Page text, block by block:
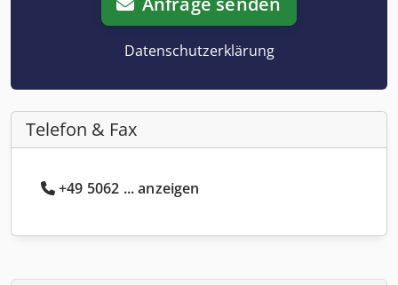
Datenschutzerklärung
Telefon & Fax
+49 5062 ... anzeigen